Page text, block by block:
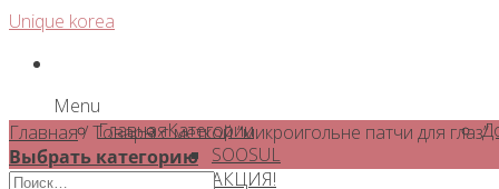
Skip
content
Unique korea
Menu
ГлавнаяКатегории
SOOSUL
АКЦИЯ!
Главная/Товары с меткой “микроигольне патчи для глаз”
Выбрать категорию
Искать: